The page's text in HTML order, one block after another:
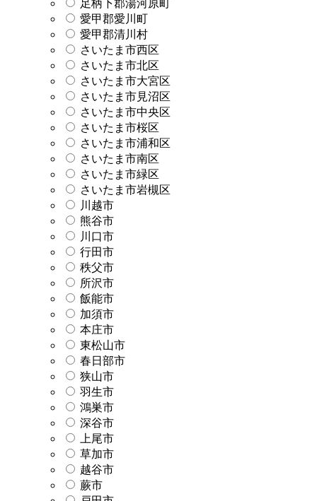
足柄下郡湯河原町
愛甲郡愛川町
愛甲郡清川村
さいたま市西区
さいたま市北区
さいたま市大宮区
さいたま市見沼区
さいたま市中央区
さいたま市桜区
さいたま市浦和区
さいたま市南区
さいたま市緑区
さいたま市岩槻区
川越市
熊谷市
川口市
行田市
秩父市
所沢市
飯能市
加須市
本庄市
東松山市
春日部市
狭山市
羽生市
鴻巣市
深谷市
上尾市
草加市
越谷市
蕨市